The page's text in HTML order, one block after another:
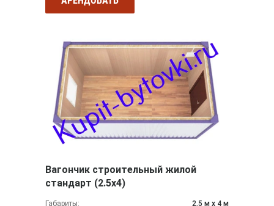
Вагончик строительный жилой
стандарт (2.5х4)
Габариты:
2.5 м x 4 м